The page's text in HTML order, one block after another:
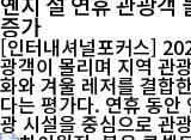
증가
[인터내셔널포커스]
광객이 몰리며 지역 관
화와 겨울 레저를 결합
다는 평가다. 연휴 동안 옌지시는 조선족 민속 체험과 공연, 겨울 관
광 시설을 중심으로 관